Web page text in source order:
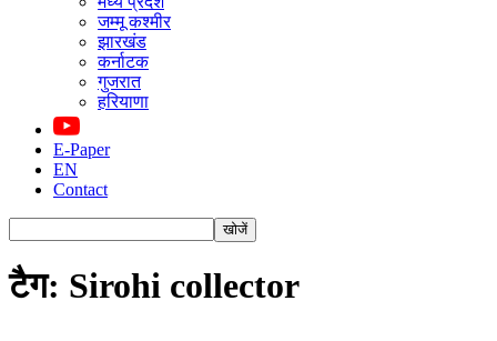
जम्मू कश्मीर
झारखंड
कर्नाटक
गुजरात
हरियाणा
E-Paper
EN
Contact
टैग: Sirohi collector